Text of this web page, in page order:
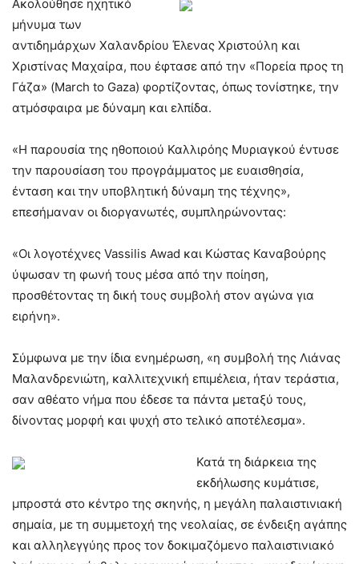
Ακολούθησε ηχητικό
μήνυμα των
αντιδημάρχων Χαλανδρίου Έλενας Χριστούλη και
Χριστίνας Μαχαίρα, που έφτασε από την «Πορεία προς τη
Γάζα» (March to Gaza) φορτίζοντας, όπως τονίστηκε, την
ατμόσφαιρα με δύναμη και ελπίδα.
«Η παρουσία της ηθοποιού Καλλιρόης Μυριαγκού έντυσε
την παρουσίαση του προγράμματος με ευαισθησία,
ένταση και την υποβλητική δύναμη της τέχνης»,
επεσήμαναν οι διοργανωτές, συμπληρώνοντας:
«Οι λογοτέχνες Vassilis Awad και Κώστας Καναβούρης
ύψωσαν τη φωνή τους μέσα από την ποίηση,
προσθέτοντας τη δική τους συμβολή στον αγώνα για
ειρήνη».
Σύμφωνα με την ίδια ενημέρωση, «η συμβολή της Λιάνας
Μαλανδρενιώτη, καλλιτεχνική επιμέλεια, ήταν τεράστια,
σαν αθέατο νήμα που έδεσε τα πάντα μεταξύ τους,
δίνοντας μορφή και ψυχή στο τελικό αποτέλεσμα».
Κατά τη διάρκεια της
εκδήλωσης κυμάτισε,
μπροστά στο κέντρο της σκηνής, η μεγάλη παλαιστινιακή
σημαία, με τη συμμετοχή της νεολαίας, σε ένδειξη αγάπης
και αλληλεγγύης προς τον δοκιμαζόμενο παλαιστινιακό